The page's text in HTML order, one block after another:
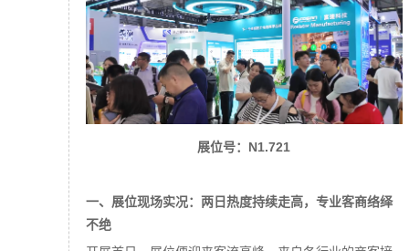
展位号：N1.721
一、展位现场实况：两日热度持续走高，专业客商络绎
不绝